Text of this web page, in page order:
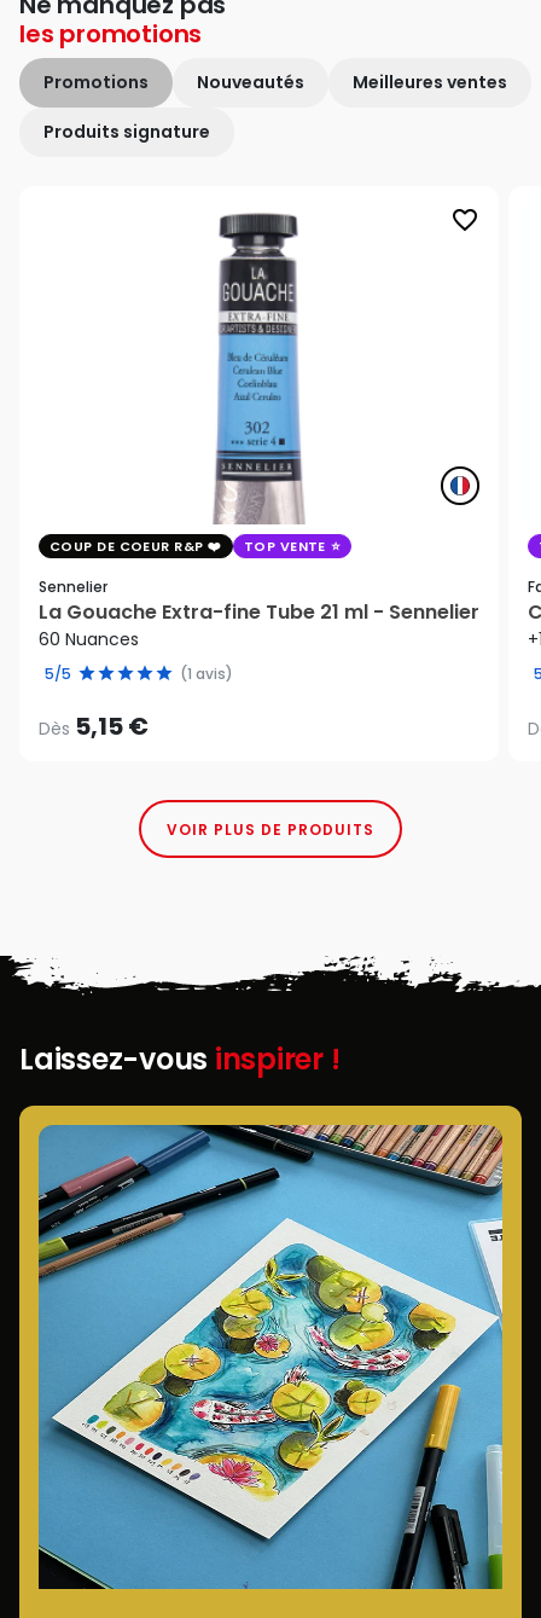
les promotions
Promotions Nouveautés Meilleures ventes
Produits signature
favorite_border
COUP DE COEUR R&P TOP VENTE
Sennelier
La Gouache Extra-fine Tube 21 ml - Sennelier
60 Nuances
5/5 (1 avis)
Dès 5,15 €
VOIR PLUS DE PRODUITS
Laissez-vous inspirer !